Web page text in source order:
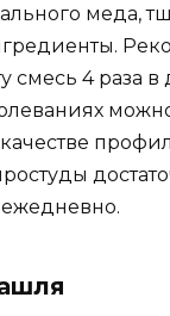
меда,
смесь 4 раза в